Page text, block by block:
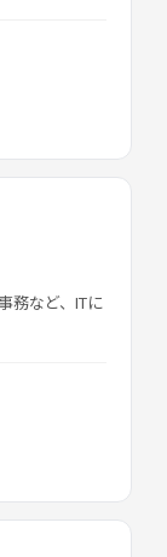
務など、ITに